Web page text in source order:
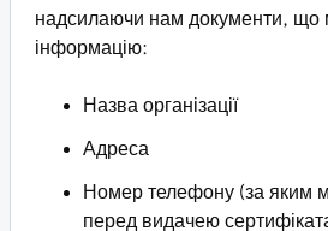
надсилаючи нам документи, що
інформацію:
Назва організації
Адреса
Номер телефону (за яким
перед видачею